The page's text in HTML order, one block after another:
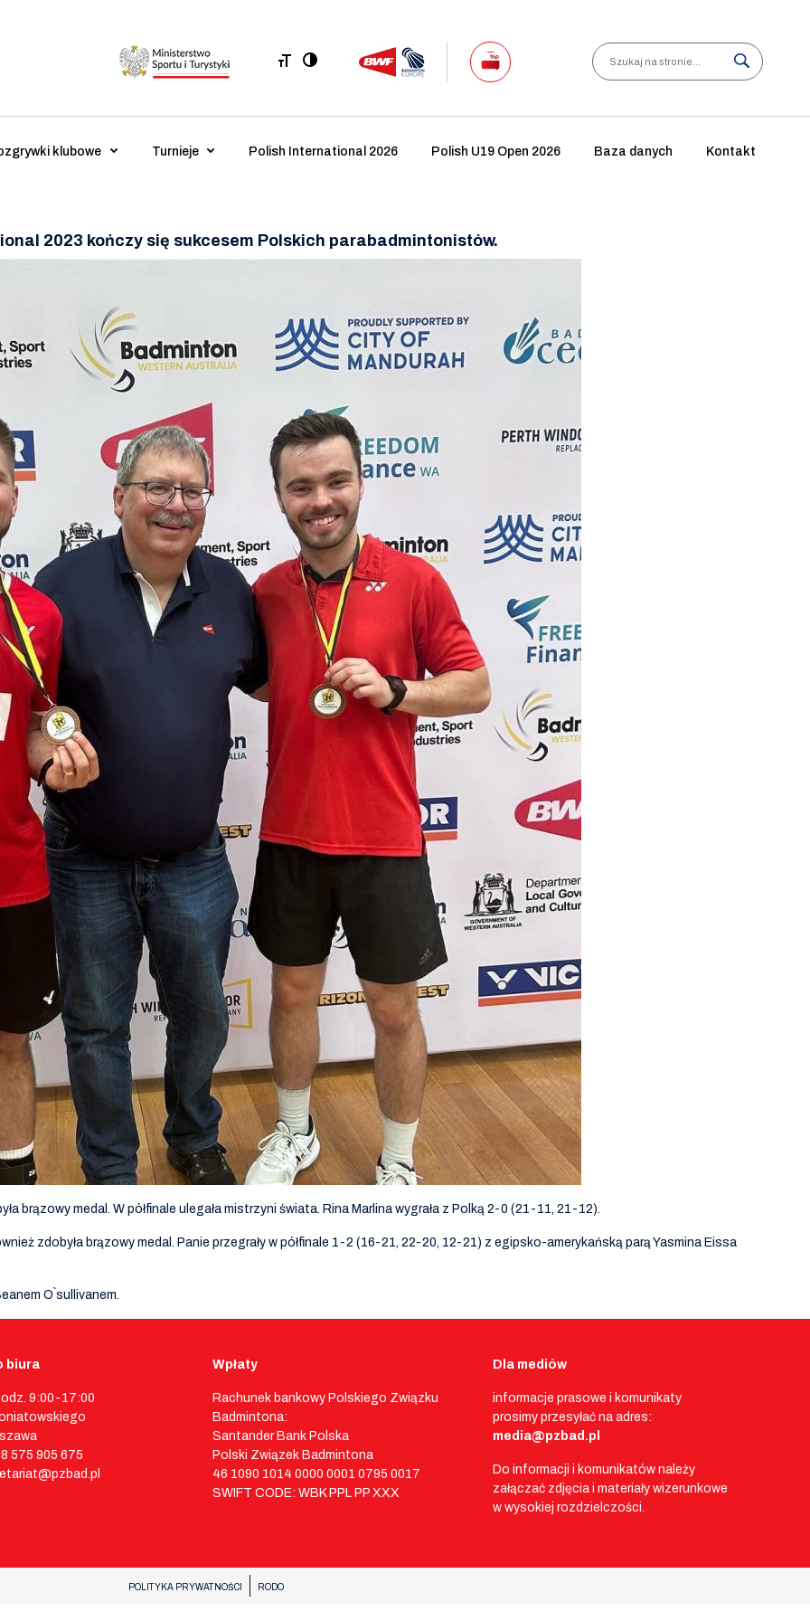
Search
klubowe Turnieje Polish International 2026 Polish U19 Open 2026 Baza danych Kontakt
2023 kończy się sukcesem Polskich parabadmintonistów.
brązowy medal. W półfinale ulegała mistrzyni świata. Rina Marlina wygrała z Polką 2-0 (21-11, 21-12).
zdobyła brązowy medal. Panie przegrały w półfinale 1-2 (16-21, 22-20, 12-21) z egipsko-amerykańską parą Yasmina Eissa
O`sullivanem.
biura
9:00-17:00
575 905 675
Wpłaty
Rachunek bankowy Polskiego Związku
Badmintona:
Santander Bank Polska
Polski Związek Badmintona
46 1090 1014 0000 0001 0795 0017
SWIFT CODE: WBK PPL PP XXX
Dla mediów
informacje prasowe i komunikaty
prosimy przesyłać na adres:
media@pzbad.pl
Do informacji i komunikatów należy
załączać zdjęcia i materiały wizerunkowe
w wysokiej rozdzielczości.
POLITYKA PRYWATNOŚCI RODO